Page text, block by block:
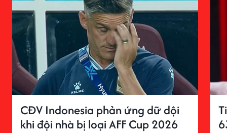
CĐV Indonesia phản ứng dữ dội
khi đội nhà bị loại AFF Cup 2026